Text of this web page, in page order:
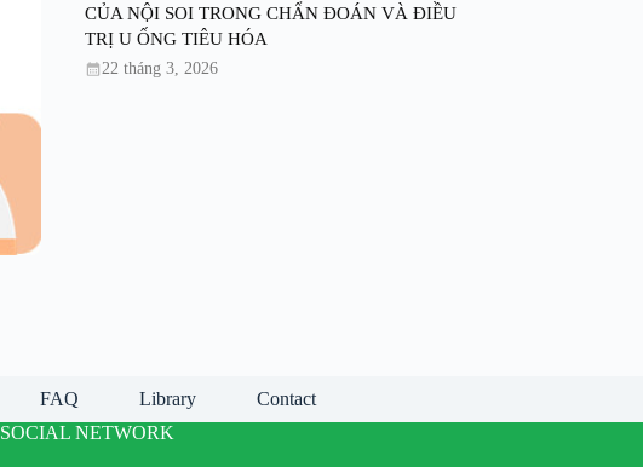
CỦA NỘI SOI TRONG CHẨN ĐOÁN VÀ ĐIỀU
TRỊ U ỐNG TIÊU HÓA
22 tháng 3, 2026
FAQ Library Contact
SOCIAL NETWORK